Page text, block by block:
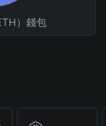
）錢包